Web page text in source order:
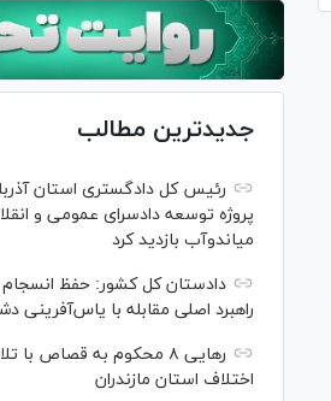
جدیدترین مطالب
رئیس کل دادگستری استان
پروژه توسعه دادسرای عمومی و
میاندوآب بازدید کرد
دادستان کل کشور: حفظ
راهبرد اصلی مقابله با
رهایی ۸ محکوم به قصاص
اختلاف استان مازندران